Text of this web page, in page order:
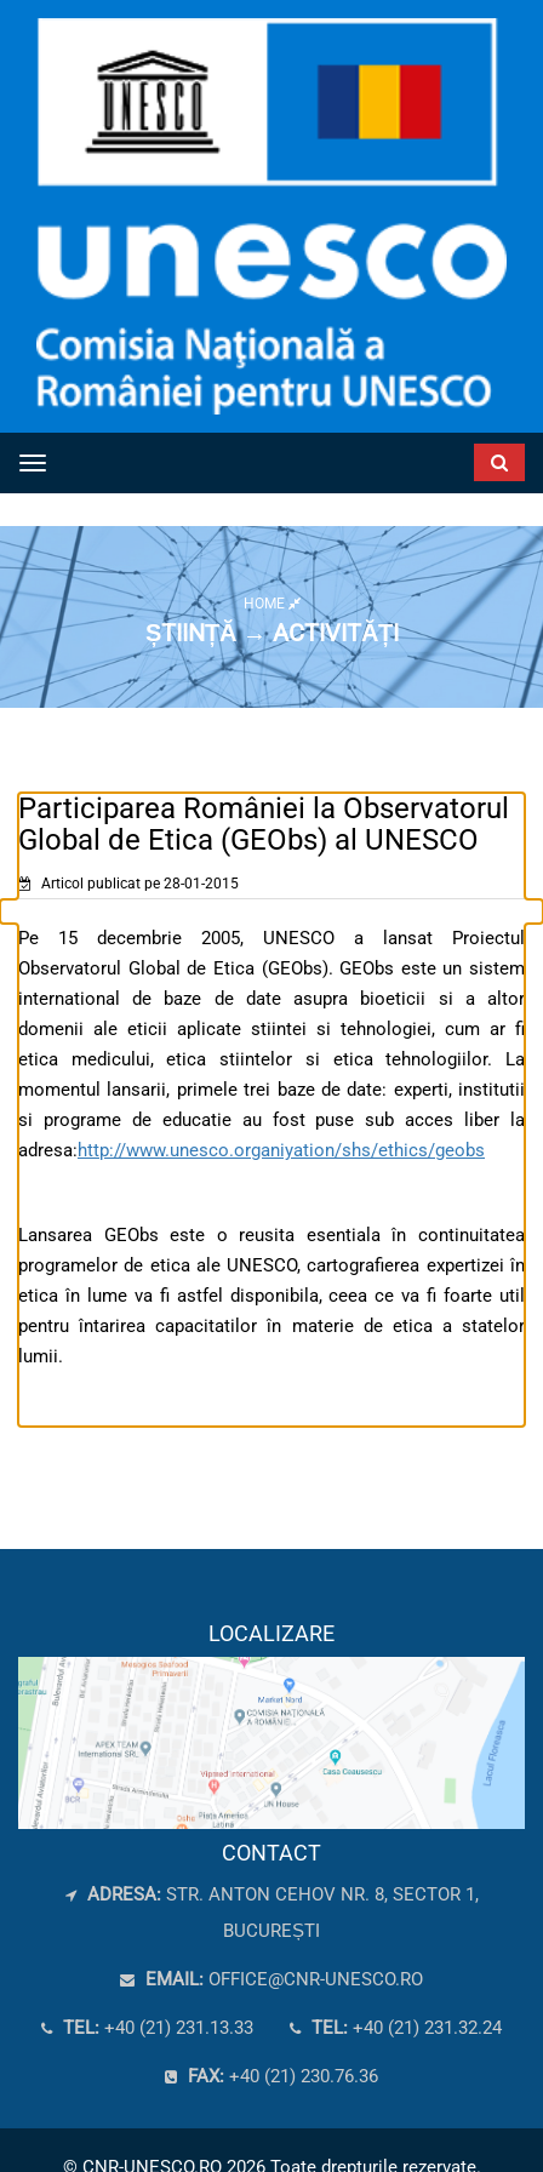
Toggle navigation
HOME
ȘTIINȚĂ → ACTIVITĂȚI
Participarea României la Observatorul
Global de Etica (GEObs) al UNESCO
Articol publicat pe 28-01-2015
Pe 15 decembrie 2005, UNESCO a lansat Proiectul
Observatorul Global de Etica (GEObs). GEObs este un sistem
international de baze de date asupra bioeticii si a altor
domenii ale eticii aplicate stiintei si tehnologiei, cum ar fi
etica medicului, etica stiintelor si etica tehnologiilor. La
momentul lansarii, primele trei baze de date: experti, institutii
si programe de educatie au fost puse sub acces liber la
adresa:http://www.unesco.organiyation/shs/ethics/geobs
Lansarea GEObs este o reusita esentiala în continuitatea
programelor de etica ale UNESCO, cartografierea expertizei în
etica în lume va fi astfel disponibila, ceea ce va fi foarte util
pentru întarirea capacitatilor în materie de etica a statelor
lumii.
LOCALIZARE
CONTACT
ADRESA: STR. ANTON CEHOV NR. 8, SECTOR 1,
BUCUREȘTI
EMAIL: OFFICE@CNR-UNESCO.RO
TEL: +40 (21) 231.13.33 TEL: +40 (21) 231.32.24
FAX: +40 (21) 230.76.36
© CNR-UNESCO.RO 2026 Toate drepturile rezervate.